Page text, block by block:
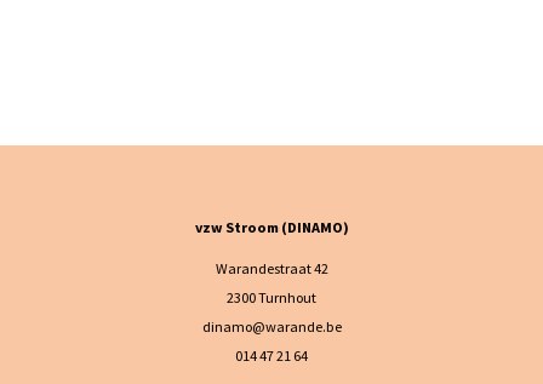
vzw Stroom (DINAMO)
Warandestraat 42
2300 Turnhout
dinamo@warande.be
014 47 21 64